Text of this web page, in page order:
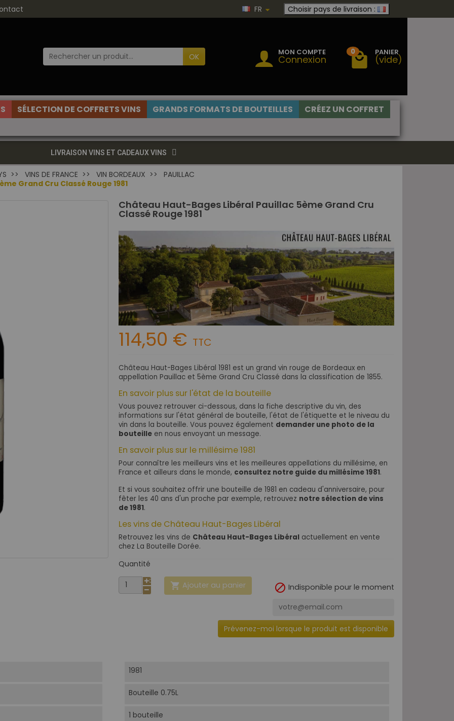
FR Choisir pays de livraison :
OK MON COMPTE
Connexion
0 PANIER
(vide)
SÉLECTION DE COFFRETS VINS GRANDS FORMATS DE BOUTEILLES
CRÉEZ UN COFFRET
LIVRAISON VINS ET CADEAUX VINS
VINS DE FRANCE VIN BORDEAUX
PAUILLAC
Grand Cru Classé Rouge 1981
Château Haut-Bages Libéral Pauillac 5ème Grand Cru
Classé Rouge 1981
114,50 € TTC
Château Haut-Bages Libéral 1981 est un grand vin rouge de Bordeaux en
appellation Pauillac et 5ème Grand Cru Classé dans la classification de 1855.
En savoir plus sur l'état de la bouteille
Vous pouvez retrouver ci-dessous, dans la fiche descriptive du vin, des
informations sur l'état général de bouteille, l'état de l'étiquette et le niveau du
vin dans la bouteille. Vous pouvez également demander une photo de la
bouteille en nous envoyant un message.
En savoir plus sur le millésime 1981
Pour connaître les meilleurs vins et les meilleures appellations du millésime, en
France et ailleurs dans le monde, consultez notre guide du millésime 1981.
Et si vous souhaitez offrir une bouteille de 1981 en cadeau d'anniversaire, pour
fêter les 40 ans d'un proche par exemple, retrouvez notre sélection de vins
de 1981.
Les vins de Château Haut-Bages Libéral
Retrouvez les vins de Château Haut-Bages Libéral actuellement en vente
chez La Bouteille Dorée.
Quantité
 Ajouter au panier  Indisponible pour le moment
Prévenez-moi lorsque le produit est disponible
1981
Bouteille 0.75L
1 bouteille